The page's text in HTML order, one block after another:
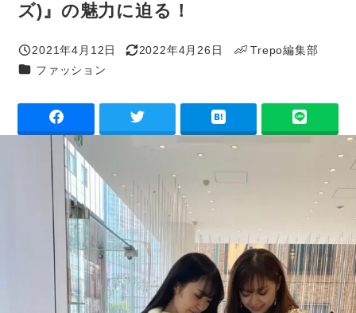
ズ)』の魅力に迫る！
投稿日
2021年4月12日
更新日
2022年4月26日
Trepo編集部
カテゴリー
ファッション